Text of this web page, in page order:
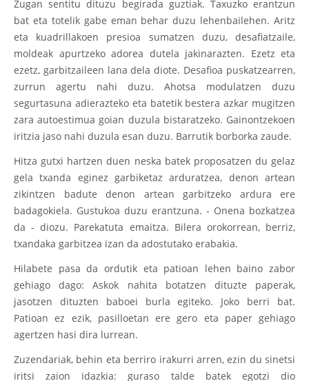
Zugan sentitu dituzu begirada guztiak. Taxuzko erantzun
bat eta totelik gabe eman behar duzu lehenbailehen. Aritz
eta kuadrillakoen presioa sumatzen duzu, desafiatzaile,
moldeak apurtzeko adorea dutela jakinarazten. Ezetz eta
ezetz, garbitzaileen lana dela diote. Desafioa puskatzearren,
zurrun agertu nahi duzu. Ahotsa modulatzen duzu
segurtasuna adierazteko eta batetik bestera azkar mugitzen
zara autoestimua goian duzula bistaratzeko. Gainontzekoen
iritzia jaso nahi duzula esan duzu. Barrutik borborka zaude.
Hitza gutxi hartzen duen neska batek proposatzen du gelaz
gela txanda eginez garbiketaz arduratzea, denon artean
zikintzen badute denon artean garbitzeko ardura ere
badagokiela. Gustukoa duzu erantzuna. - Onena bozkatzea
da - diozu. Parekatuta emaitza. Bilera orokorrean, berriz,
txandaka garbitzea izan da adostutako erabakia.
Hilabete pasa da ordutik eta patioan lehen baino zabor
gehiago dago: Askok nahita botatzen dituzte paperak,
jasotzen dituzten baboei burla egiteko. Joko berri bat.
Patioan ez ezik, pasilloetan ere gero eta paper gehiago
agertzen hasi dira lurrean.
Zuzendariak, behin eta berriro irakurri arren, ezin du sinetsi
iritsi zaion idazkia: guraso talde batek egotzi dio